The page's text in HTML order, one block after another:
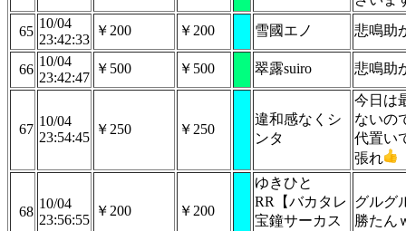
65
10/04
23:42:33
￥200 ￥200 雪國エノ 悲鳴助
66
10/04
23:42:47
￥500 ￥500 翠露suiro 悲鳴助
67
10/04
23:54:45
￥250 ￥250
違和感なくシ
ンタ
今日は
ないの
代置い
張れ
68
10/04
23:56:55
￥200 ￥200
ゆきひと
RR【バカタレ
宝鐘サーカス
グルグ
勝たん